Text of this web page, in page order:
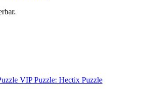
VIP Puzzle: Hectix Puzzle